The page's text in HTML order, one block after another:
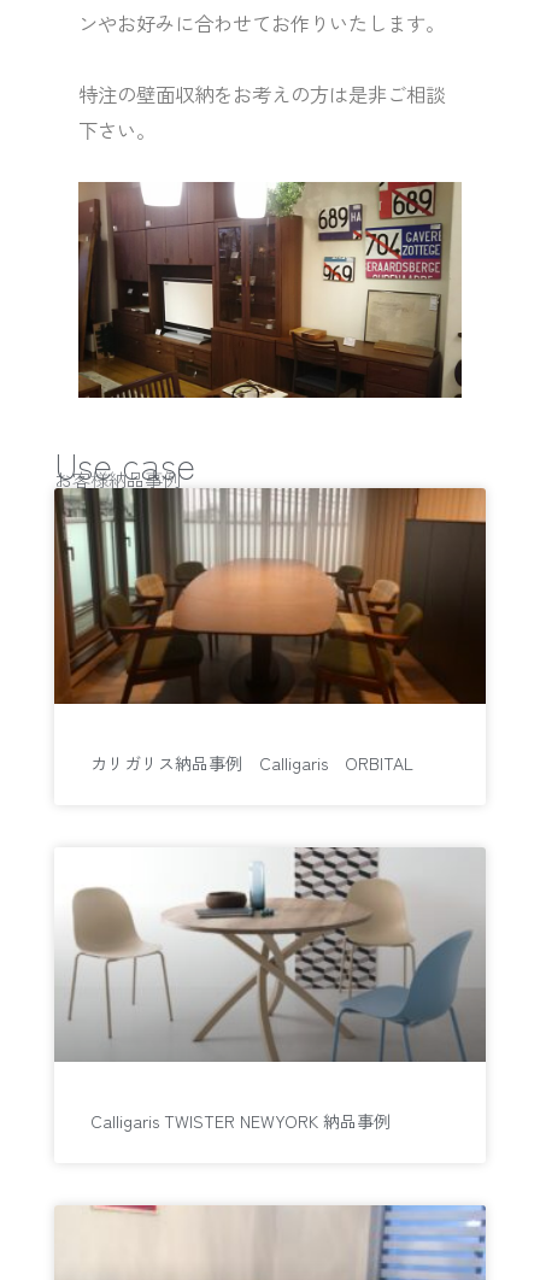
ンやお好みに合わせてお作りいたします。
特注の壁面収納をお考えの方は是非ご相談
下さい。
Use case
お客様納品事例
カリガリス納品事例 Calligaris ORBITAL
Calligaris TWISTER NEWYORK 納品事例